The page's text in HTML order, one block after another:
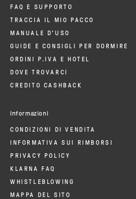
FAQ E SUPPORTO
TRACCIA IL MIO PACCO
MANUALE D'USO
GUIDE E CONSIGLI PER DORMIRE
ORDINI P.IVA E HOTEL
DOVE TROVARCI
CREDITO CASHBACK
Informazioni
CONDIZIONI DI VENDITA
INFORMATIVA SUI RIMBORSI
PRIVACY POLICY
KLARNA FAQ
WHISTLEBLOWING
MAPPA DEL SITO